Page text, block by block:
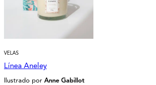
VELAS
Línea Aneley
Ilustrado por Anne Gabillot